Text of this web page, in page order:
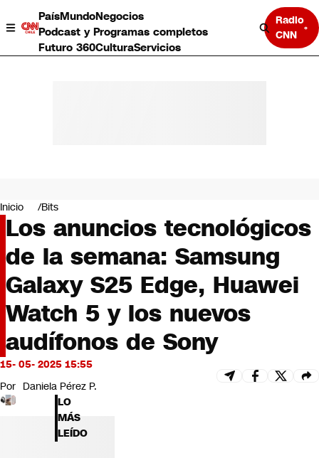
PaísMundoNegocios
Podcast y Programas completos
Futuro 360CulturaServicios
Radio
CNN
Negocios
Deportes
Programas completos
Cultura
Servicios
Bits
CNN tiempo
Futuro 360
Opinión
Inicio Bits
Los anuncios tecnológicos
de la semana: Samsung
Galaxy S25 Edge, Huawei
Watch 5 y los nuevos
audífonos de Sony
15- 05- 2025 15:55
Por Daniela Pérez P.
LO
MÁS
LEÍDO